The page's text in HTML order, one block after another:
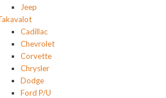
Jeep
Cadillac
Chevrolet
Corvette
Chrysler
Dodge
Ford P/U